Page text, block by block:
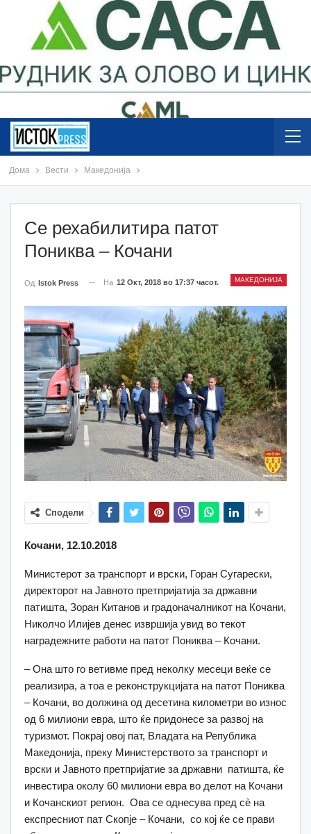
Дома Вести Македонија
Се рехабилитира патот
Пониква – Кочани
МАКЕДОНИЈА
Од Istok Press На 12 Окт, 2018 во 17:37 часот.
Сподели
Кочани, 12.10.2018
Министерот за транспорт и врски, Горан Сугарески,
директорот на Јавното претпријатија за државни
патишта, Зоран Китанов и градоначалникот на Кочани,
Николчо Илијев денес извршија увид во текот
наградежните работи на патот Пониква – Кочани.
– Она што го ветивме пред неколку месеци веќе се
реализира, а тоа е реконструкцијата на патот Пониква
– Кочани, во должина од десетина километри во износ
од 6 милиони евра, што ќе придонесе за развој на
туризмот. Покрај овој пат, Владата на Република
Македонија, преку Министерството за транспорт и
врски и Јавното претпријатие за државни патишта, ќе
инвестира околу 60 милиони евра во делот на Кочани
и Кочанскиот регион. Ова се однесува пред сè на
експресниот пат Скопје – Кочани, со кој ќе се прави